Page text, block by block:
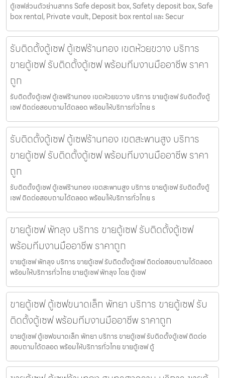
ตู้เซฟส่วนตัวย่านสาทร Safe deposit box, Safety deposit box, Safe
box rental, Private vault, Deposit box rental และ Secur
รับติดตั้งตู้เซฟ ตู้เซฟร้านทอง เขตห้วยขวาง บริการ
ขายตู้เซฟ รับติดตั้งตู้เซฟ พร้อมทีมงานมืออาชีพ ราคา
ถูก
รับติดตั้งตู้เซฟ ตู้เซฟร้านทอง เขตห้วยขวาง บริการ ขายตู้เซฟ รับติดตั้งตู้
เซฟ ติดต่อสอบถามได้ตลอด พร้อมให้บริการทั่วไทย ร
รับติดตั้งตู้เซฟ ตู้เซฟร้านทอง เขตสะพานสูง บริการ
ขายตู้เซฟ รับติดตั้งตู้เซฟ พร้อมทีมงานมืออาชีพ ราคา
ถูก
รับติดตั้งตู้เซฟ ตู้เซฟร้านทอง เขตสะพานสูง บริการ ขายตู้เซฟ รับติดตั้งตู้
เซฟ ติดต่อสอบถามได้ตลอด พร้อมให้บริการทั่วไทย ร
ขายตู้เซฟ พัทลุง บริการ ขายตู้เซฟ รับติดตั้งตู้เซฟ
พร้อมทีมงานมืออาชีพ ราคาถูก
ขายตู้เซฟ พัทลุง บริการ ขายตู้เซฟ รับติดตั้งตู้เซฟ ติดต่อสอบถามได้ตลอด
พร้อมให้บริการทั่วไทย ขายตู้เซฟ พัทลุง โดย ตู้เซฟ
ขายตู้เซฟ ตู้เซฟขนาดเล็ก พัทยา บริการ ขายตู้เซฟ รับ
ติดตั้งตู้เซฟ พร้อมทีมงานมืออาชีพ ราคาถูก
ขายตู้เซฟ ตู้เซฟขนาดเล็ก พัทยา บริการ ขายตู้เซฟ รับติดตั้งตู้เซฟ ติดต่อ
สอบถามได้ตลอด พร้อมให้บริการทั่วไทย ขายตู้เซฟ ตู้